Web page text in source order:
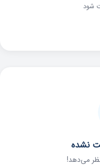
شود
نشده
می‌دهد!